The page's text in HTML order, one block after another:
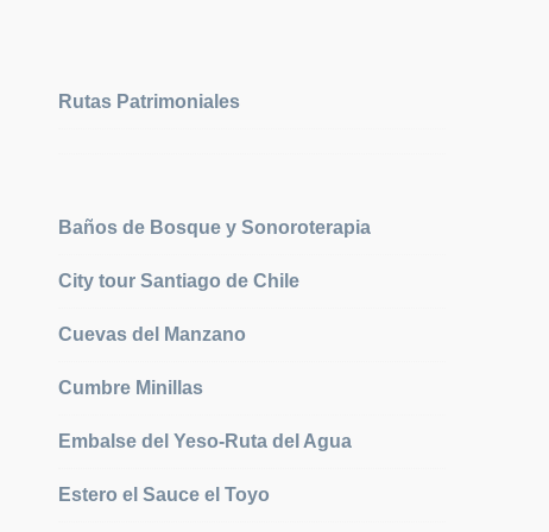
Rutas Patrimoniales
Baños de Bosque y Sonoroterapia
City tour Santiago de Chile
Cuevas del Manzano
Cumbre Minillas
Embalse del Yeso-Ruta del Agua
Estero el Sauce el Toyo